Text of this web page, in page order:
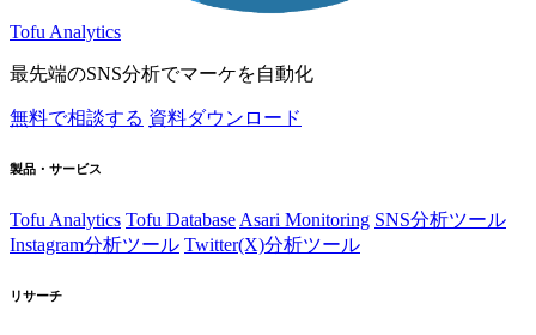
Tofu Analytics
最先端のSNS分析でマーケを自動化
無料で相談する 資料ダウンロード
製品・サービス
Tofu Analytics Tofu Database Asari Monitoring SNS分析ツール
Instagram分析ツール Twitter(X)分析ツール
リサーチ